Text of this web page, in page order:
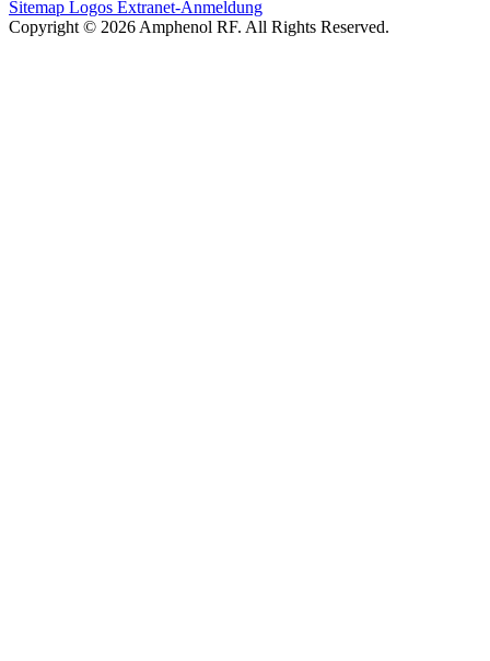
Sitemap Logos Extranet-Anmeldung
Copyright © 2026 Amphenol RF. All Rights Reserved.